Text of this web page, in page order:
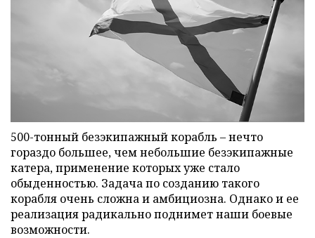
500-тонный безэкипажный корабль – нечто
гораздо большее, чем небольшие безэкипажные
катера, применение которых уже стало
обыденностью. Задача по созданию такого
корабля очень сложна и амбициозна. Однако и ее
реализация радикально поднимет наши боевые
возможности.